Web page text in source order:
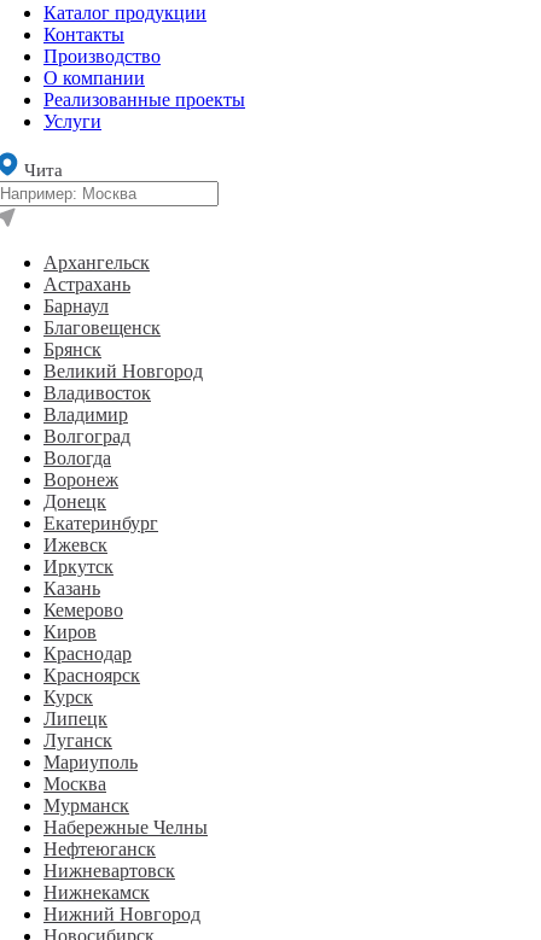
Каталог продукции
Контакты
Производство
О компании
Реализованные проекты
Услуги
Чита
Архангельск
Астрахань
Барнаул
Благовещенск
Брянск
Великий Новгород
Владивосток
Владимир
Волгоград
Вологда
Воронеж
Донецк
Екатеринбург
Ижевск
Иркутск
Казань
Кемерово
Киров
Краснодар
Красноярск
Курск
Липецк
Луганск
Мариуполь
Москва
Мурманск
Набережные Челны
Нефтеюганск
Нижневартовск
Нижнекамск
Нижний Новгород
Новосибирск